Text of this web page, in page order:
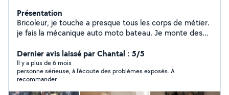
Présentation
Bricoleur, je touche a presque tous les corps de métier.
je fais la mécanique auto moto bateau. Je monte des
électricité, de la plomberie, je répare les trous dans les
murs, de la taille de haie, du débrouissallage, création et
montage du pergola...
Dernier avis laissé par Chantal : 5/5
Il y a plus de 6 mois
personne sérieuse, à l'écoute des problèmes exposés. A
recommander